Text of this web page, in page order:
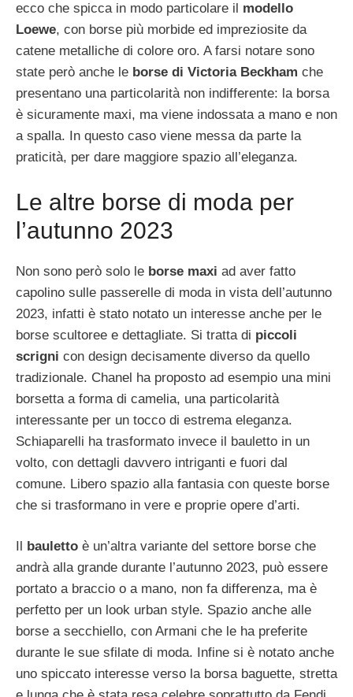
ecco che spicca in modo particolare il modello
Loewe, con borse più morbide ed impreziosite da
catene metalliche di colore oro. A farsi notare sono
state però anche le borse di Victoria Beckham che
presentano una particolarità non indifferente: la borsa
è sicuramente maxi, ma viene indossata a mano e non
a spalla. In questo caso viene messa da parte la
praticità, per dare maggiore spazio all’eleganza.
Le altre borse di moda per
l’autunno 2023
Non sono però solo le borse maxi ad aver fatto
capolino sulle passerelle di moda in vista dell’autunno
2023, infatti è stato notato un interesse anche per le
borse scultoree e dettagliate. Si tratta di piccoli
scrigni con design decisamente diverso da quello
tradizionale. Chanel ha proposto ad esempio una mini
borsetta a forma di camelia, una particolarità
interessante per un tocco di estrema eleganza.
Schiaparelli ha trasformato invece il bauletto in un
volto, con dettagli davvero intriganti e fuori dal
comune. Libero spazio alla fantasia con queste borse
che si trasformano in vere e proprie opere d’arti.
bauletto è un’altra variante del settore borse che
andrà alla grande durante l’autunno 2023, può essere
portato a braccio o a mano, non fa differenza, ma è
perfetto per un look urban style. Spazio anche alle
borse a secchiello, con Armani che le ha preferite
durante le sue sfilate di moda. Infine si è notato anche
uno spiccato interesse verso la borsa baguette, stretta